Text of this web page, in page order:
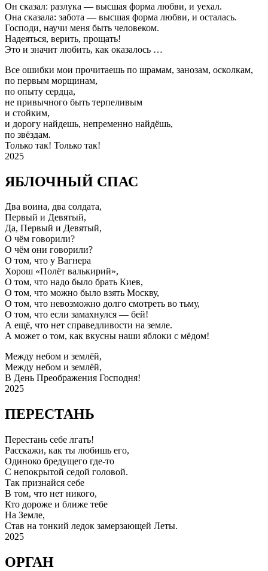
Он сказал: разлука — высшая форма любви, и уехал.
Она сказала: забота — высшая форма любви, и осталась.
Господи, научи меня быть человеком.
Надеяться, верить, прощать!
Это и значит любить, как оказалось …
Все ошибки мои прочитаешь по шрамам, занозам, осколкам,
по первым морщинам,
по опыту сердца,
не привычного быть терпеливым
и стойким,
и дорогу найдешь, непременно найдёшь,
по звёздам.
Только так! Только так!
2025
ЯБЛОЧНЫЙ СПАС
Два воина, два солдата,
Первый и Девятый,
Да, Первый и Девятый,
О чём говорили?
О чём они говорили?
О том, что у Вагнера
Хорош «Полёт валькирий»,
О том, что надо было брать Киев,
О том, что можно было взять Москву,
О том, что невозможно долго смотреть во тьму,
О том, что если замахнулся — бей!
А ещё, что нет справедливости на земле.
А может о том, как вкусны наши яблоки с мёдом!
Между небом и землёй,
Между небом и землёй,
В День Преображения Господня!
2025
ПЕРЕСТАНЬ
Перестань себе лгать!
Расскажи, как ты любишь его,
Одиноко бредущего где-то
С непокрытой седой головой.
Так признайся себе
В том, что нет никого,
Кто дороже и ближе тебе
На Земле,
Став на тонкий ледок замерзающей Леты.
2025
ОРГАН